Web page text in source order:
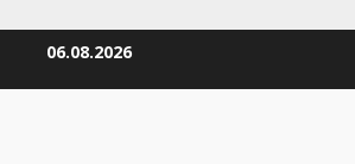
06.08.2026